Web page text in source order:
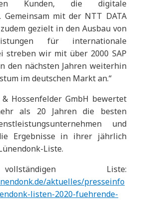
Kunden, die digitale
Gemeinsam mit der NTT DATA
gezielt in den Ausbau von
für internationale
streben wir mit über 2000 SAP
den nächsten Jahren weiterhin
im deutschen Markt an.“
Hossenfelder GmbH bewertet
als 20 Jahren die besten
und
Ergebnisse in ihrer jährlich
Liste.
Liste:
aktuelles/presseinfo
listen-2020-fuehrende-